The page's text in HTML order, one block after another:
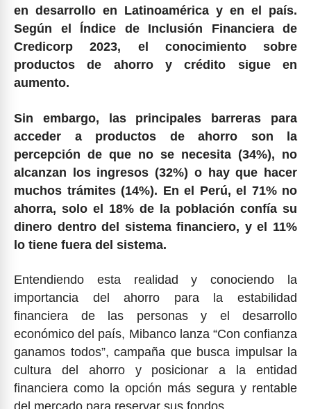
en desarrollo en Latinoamérica y en el país.
Según el Índice de Inclusión Financiera de
Credicorp 2023, el conocimiento sobre
productos de ahorro y crédito sigue en
aumento.
Sin embargo, las principales barreras para
acceder a productos de ahorro son la
percepción de que no se necesita (34%), no
alcanzan los ingresos (32%) o hay que hacer
muchos trámites (14%). En el Perú, el 71% no
ahorra, solo el 18% de la población confía su
dinero dentro del sistema financiero, y el 11%
lo tiene fuera del sistema.
Entendiendo esta realidad y conociendo la
importancia del ahorro para la estabilidad
financiera de las personas y el desarrollo
económico del país, Mibanco lanza “Con confianza
ganamos todos”, campaña que busca impulsar la
cultura del ahorro y posicionar a la entidad
financiera como la opción más segura y rentable